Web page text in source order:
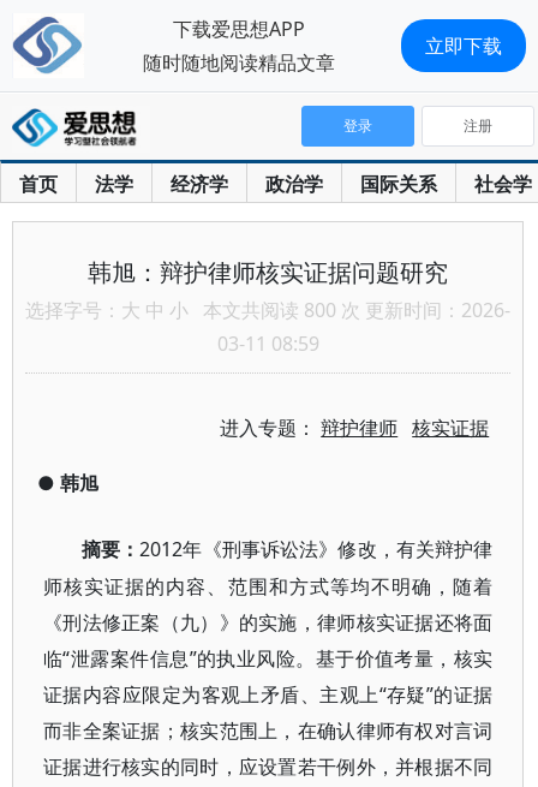
首页 法学 经济学 政治学 国际关系 社会学
登录 注册
韩旭：辩护律师核实证据问题研究
选择字号： 大 中 小 本文共阅读 800 次 更新时间：2026-
03-11 08:59
进入专题：辩护律师 核实证据
● 韩旭
摘要： 2012年《刑事诉讼法》修改，有关辩护律
师核实证据的内容、范围和方式等均不明确，随着
《刑法修正案（九）》的实施，律师核实证据还将面
临“泄露案件信息”的执业风险。基于价值考量，核实
证据内容应限定为客观上矛盾、主观上“存疑”的证据
而非全案证据；核实范围上，在确认律师有权对言词
证据进行核实的同时，应设置若干例外，并根据不同
下载爱思想APP
随时随地阅读精品文章
立即下载